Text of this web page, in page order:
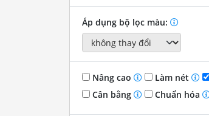
Áp dụng bộ lọc màu:
Nâng cao Làm nét
Cân bằng
Chuẩn hóa